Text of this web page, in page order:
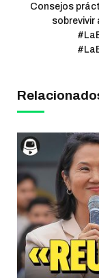
Consejos
sobrevivir